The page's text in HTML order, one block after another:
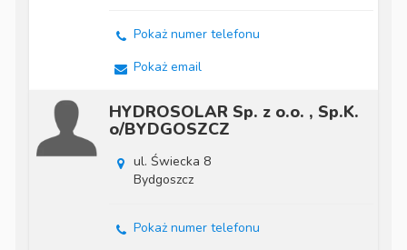
Pokaż numer telefonu
Pokaż email
HYDROSOLAR Sp. z o.o. , Sp.K.
o/BYDGOSZCZ
ul. Świecka 8
Bydgoszcz
Pokaż numer telefonu